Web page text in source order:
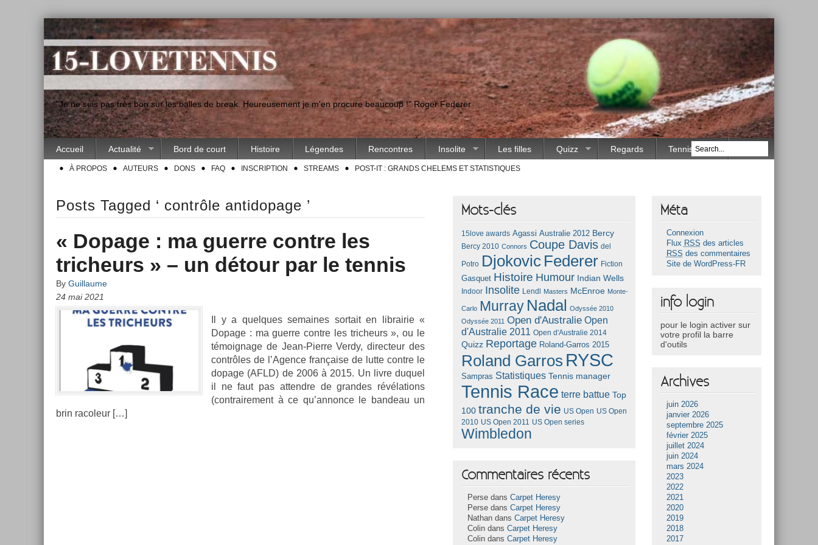
"Je ne suis pas très bon sur les balles de break. Heureusement je m'en procure beaucoup !" Roger Federer
Accueil Actualité Bord de court Histoire Légendes Rencontres Insolite Les filles Quizz Regards Tennis Race
À PROPOS AUTEURS DONS FAQ INSCRIPTION STREAMS POST-IT : GRANDS CHELEMS ET STATISTIQUES
Posts Tagged ‘ contrôle antidopage ’
« Dopage : ma guerre contre les
tricheurs » – un détour par le tennis
By Guillaume
24 mai 2021
Il y a quel­ques semaines sor­tait en li­brairie «
Dopage : ma guer­re con­tre les tri­cheurs », ou le
témoig­nage de Jean-Pierre Verdy, di­rec­teur des
contrôles de l’Ag­ence française de lutte con­tre le
dopage (AFLD) de 2006 à 2015. Un livre duquel
il ne faut pas at­tendre de gran­des révéla­tions
(contra­ire­ment à ce qu’an­nonce le ban­deau un
brin racoleur […]
Mots-clés
15love awards Agassi Australie 2012 Bercy
Bercy 2010 Connors Coupe Davis del
Potro Djokovic Federer Fiction
Gasquet Histoire Humour Indian Wells
Indoor Insolite Lendl Masters McEnroe Monte-
Carlo Murray Nadal
Odyssée 2010
Odyssée 2011 Open d'Australie Open
d'Australie 2011 Open d'Australie 2014
Quizz Reportage Roland-Garros 2015
Roland Garros RYSC
Sampras Statistiques Tennis manager
Tennis Race terre battue Top
100 tranche de vie US Open US Open
2010 US Open 2011 US Open series
Wimbledon
Commentaires récents
Perse dansCarpet Heresy
Perse dansCarpet Heresy
Nathan dansCarpet Heresy
Colin dansCarpet Heresy
Colin dansCarpet Heresy
Méta
Connexion
Flux RSS des articles
RSS des commentaires
Site de WordPress-FR
info login
pour le login activer sur
votre profil la barre
d'outils
Archives
juin 2026
janvier 2026
septembre 2025
février 2025
juillet 2024
juin 2024
mars 2024
2023
2022
2021
2020
2019
2018
2017